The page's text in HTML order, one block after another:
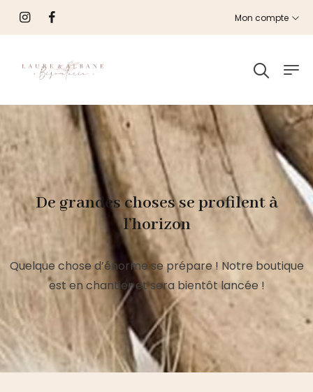
Mon compte
De grandes choses se profilent à
l’horizon
Quelque chose d’énorme se prépare ! Notre boutique
est en chantier et sera bientôt lancée !